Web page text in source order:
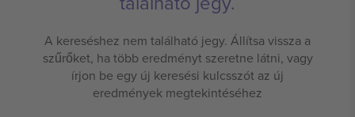
A kereséshez nem található jegy. Állítsa vissza a
szűrőket, ha több eredményt szeretne látni, vagy
írjon be egy új keresési kulcsszót az új
eredmények megtekintéséhez